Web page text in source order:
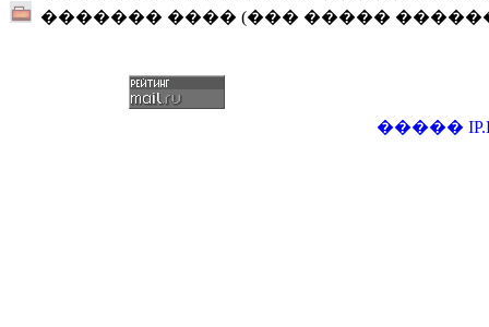
������� ���� (��� �����
�����